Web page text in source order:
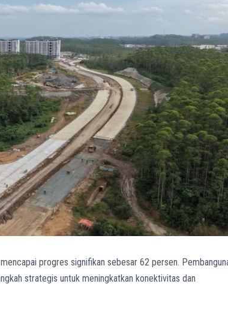
progres signifikan sebesar 62 persen.
strategis untuk meningkatkan konektivitas dan